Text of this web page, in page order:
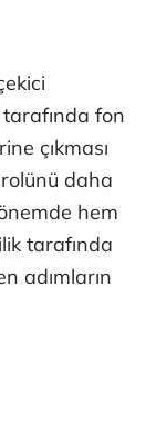
fon
çıkması
daha
hem
tarafında
adımların